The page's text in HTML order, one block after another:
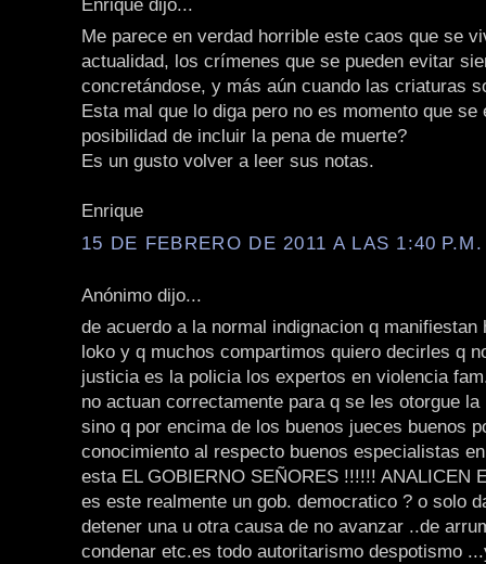
Me parece en verdad horrible este caos que se
actualidad, los crímenes que se pueden evitar
concretándose, y más aún cuando las criaturas
Esta mal que lo diga pero no es momento que se
posibilidad de incluir la pena de muerte?
Es un gusto volver a leer sus notas.
Enrique
15 DE FEBRERO DE 2011 A LAS 1:40 P.M.
Anónimo dijo...
de acuerdo a la normal indignacion q manifiestan
loko y q muchos compartimos quiero decirles q
justicia es la policia los expertos en violencia
no actuan correctamente para q se les otorgue la
sino q por encima de los buenos jueces buenos
conocimiento al respecto buenos especialistas
esta EL GOBIERNO SEÑORES !!!!!! ANALICEN
es este realmente un gob. democratico ? o solo
detener una u otra causa de no avanzar ..de
condenar etc.es todo autoritarismo despotismo